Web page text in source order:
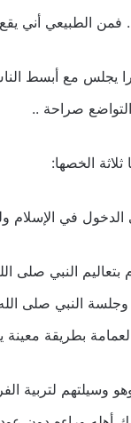
فمن الطبيعي أني
يجلس مع أبسط
صراحة ..
الخصها:
الدخول في الإسلام
بتعاليم النبي
وجلسة النبي صلى
بطريقة